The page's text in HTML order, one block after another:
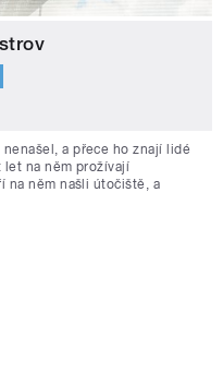
a přece ho znají lidé
na něm prožívají
na něm našli útočiště, a